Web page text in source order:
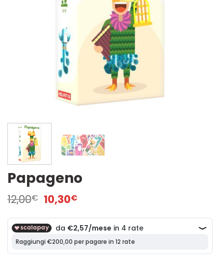
Papageno
12,00€ Il
prezzo
originale
era:
12,00€.
10,30€
attuale
è:
10,30€.